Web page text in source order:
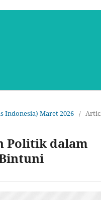
Indonesia) Maret 2026 /
Politik dalam